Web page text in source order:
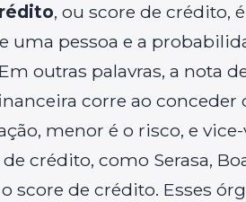
, ou score de crédito,
uma pessoa e a
outras palavras, a nota
corre ao
menor é o risco, e vice-
crédito, como Serasa,
score de crédito. Esses